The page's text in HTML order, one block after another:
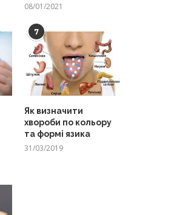
08/01/2021
7
Як визначити
хвороби по кольору
та формі язика
31/03/2019